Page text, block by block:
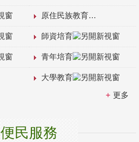
原住民族教育
師資培育
青年培育
大學教育
更多
便民服務